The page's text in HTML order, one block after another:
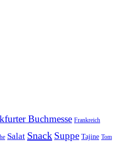
Buchmesse Frankreich
Salat Snack Suppe Tajine Tom